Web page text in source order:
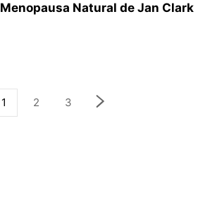
Menopausa Natural de Jan Clark
1 2 3